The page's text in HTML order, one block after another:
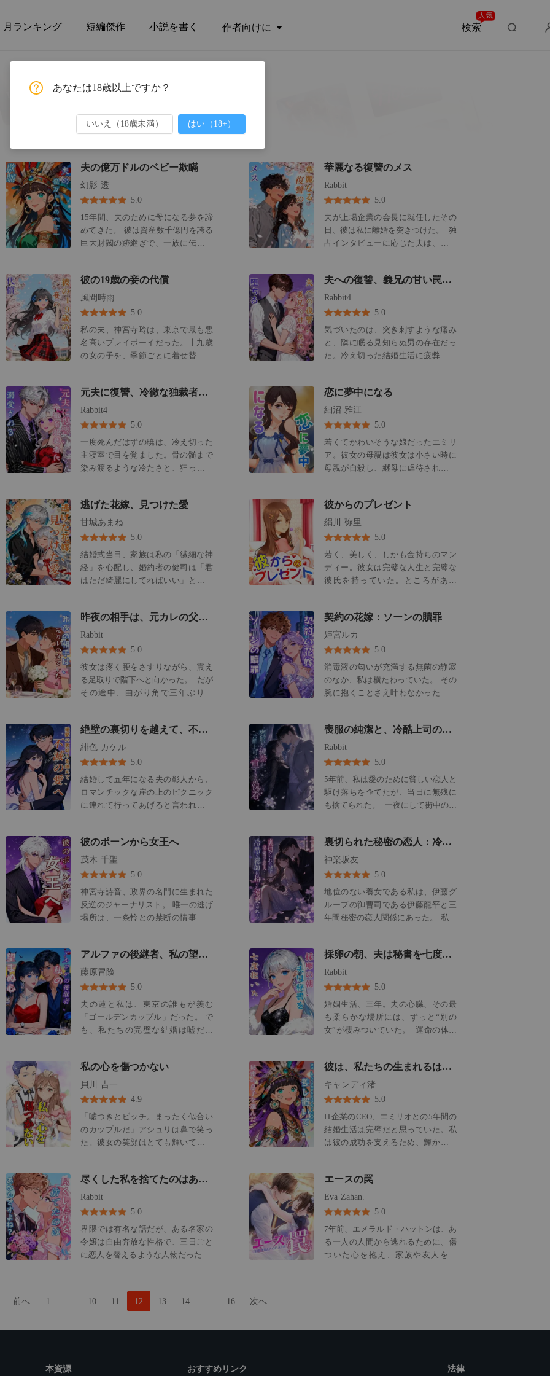
月ランキング 短編傑作 小説を書く 作者向けに 検索
人気
夫の億万ドルのベビー欺瞞
幻影 透
5.0
15年間、夫のために母になる夢を諦
めてきた。 彼は資産数千億円を誇る
巨大財閥の跡継ぎで、一族に伝わる
れを受け入れた。彼のために。 とこ
ろがある日、死の淵にいる彼の祖父
が跡継ぎを要求した。 相続権を守
代理母を雇った。 それは、まるで若
き日の私を生き写しにしたかのよう
な女性。 彼は、これはあくまで事務
に始まった。 彼は「精神的な支えが
必要だ」と言い、毎晩彼女と過ごす
ようになった。 私たちの結婚記念日
を忘れ、私の誕生日もすっぽかし
た。
華麗なる復讐のメス
Rabbit
5.0
夫が上場企業の会長に就任したその
日、彼は私に離婚を突きつけた。 独
占インタビューに応じた夫は、こう
続けてくれた「最愛の人」のおかげ
だと。 彼が口にした「最愛の人」と
は、私ではない。不治の病に侵され
のことだった。 彼女の病を治すた
め、夫は巨額の報酬を提示して、世
間から姿を消したある「伝説の医
にも思っていない。彼が必死に懇願
したその神の手を持つ医師の正体
が、他ならぬ私だということを。 彼
はある大手財閥グループの支援を取
り付けたと信じ込んでいたようだ
が、その一ヶ月後、私はその財閥医
療部門の特別招聘専門家として、
かける。「ドクター、長年医療界を
す。今回、再び医療チームに復帰さ
れたきっかけは何だったのでしょう
か？」 私は、驚愕に顔を歪める夫へ
と視線を向けた。 「それは、私の夫
が大金を積んで私を雇ったからで
彼の19歳の妾の代償
風間時雨
5.0
私の夫、神宮寺玲は、東京で最も悪
名高いプレイボーイだった。十九歳
の女の子を、季節ごとに着せ替える
が彼をようやく手懐けた、特別な存
在なのだと信じ込んでいた。 その幻
想が粉々に砕け散ったのは、父が骨
なドナーは、アイリスと名乗る十九
歳の少女。 手術当日、玲は彼女を病
院に連れて行くことより、ベッドで
いで、父は死んだ。 彼の裏切りは、
それだけでは終わらなかった。 エレ
ベーターが落下した時、彼は真っ先
に彼女を助け出し、私を見捨てた。
シャンデリアが墜落した時、彼は自
分の体で彼女を庇い、血を流して倒
れる私を跨いでいった。 あげくの果
た。 その全ての仕打ちの間、彼は私
た。私の父が、もうこの世にいない
という事実には、全く気づかないま
ま。 だから私は、静かに離婚届にサ
インし、姿を消した。 私が発った
日、彼からメッセージが届いた。
行こう」
夫への復讐、義兄の甘い罠に堕ちる
Rabbit4
5.0
気づいたのは、突き刺すような痛み
と、隣に眠る見知らぬ男の存在だっ
た。冷え切った結婚生活に疲弊した
ヘッド「Sterling Plaza」に血の気が
引いた。彼は夫の親族だったのだ。
家に戻ると、潤の携帯に「つわりが
文字。彼は別の女と家庭を築いてい
た。そして、あの夜の男は夫の兄・
大門だった。 夫が私を捨て、別の女
た。その瞬間、悲しみは燃え盛る怒
りへと変わった。 夫を破滅させ、金
も名誉もすべて奪い取る。私は冷た
く宣言し、協力を申し出た大門と共
に、自分自身の戦いを始めたのだ。
元夫に復讐、冷徹な独裁者に溺愛される
Rabbit4
5.0
一度死んだはずの暁は、冷え切った
主寝室で目を覚ました。骨の髄まで
染み渡るような冷たさと、狂ったよ
がまとわりつくような感覚だった。
ナイトスタンドのデジタル時計が
「10月14日」と告げた瞬間、暁は物
が夫・聡・ソーンに捨てられる運命
の日だった。冷酷な言葉と共に聡は
離婚届を投げつけ、自身の市場での
命じた。 聡の「トレーラーパークの
娘」という嘲笑に、かつて打ち砕か
れた暁だが、今は軽やかだった。凡
庸な男である彼を見据え、静かに離
婚届に署名した暁の冷静さに、聡は
動揺し、拭い去れない困惑と不吉な
予感に苛まれた。 「あなたが私を追
ケースを引きずって部屋を出た。エ
計を見た。「午前7時15分。カウント
ダウンの始まりね」――聡・ソーン
は、これから「無料」がいかに高く
つくかを知ることになるだろう。
恋に夢中になる
細沼 雅江
5.0
若くてかわいそうな娘だったエミリ
ア。彼女の母親は彼女は小さい時に
母親が自殺し、継母に虐待された。
持ちのリューシオンと出会った。無
慈悲なボーイフレンドを忘れるため
だけに彼と結婚することに同意し
とても優しくて、彼女を本気で愛し
ていた。彼女も、彼と愛に落ちた。
しかも、リューシオンの父親からも
逃げた花嫁、見つけた愛
甘城あまね
5.0
結婚式当日、家族は私の「繊細な神
経」を心配し、婚約者の健司は「君
はただ綺麗にしてればいい」と言っ
児として扱ってきた。 式の開始まで
一時間。忘れ去られたベビーモニタ
ーから、彼らの声が聞こえてきた。
定の、精神安定剤についての相談だ
った。 目的は、私の「ヒステリー」
を鎮めるだけじゃない。 式を無事に
という名目で私をベッドに送り込む
ため。 私が部屋に消えた瞬間、ウェ
ディング用の装飾は隠していた「誕
生日おめでとう」の横断幕に差し替
えられ、私の披露宴は甥っ子のため
の豪華な誕生日パーティーへと姿を
変える。私の人生そのものが、私が
が「誰にも相手にされていない」と
つも言った。今、私は恐ろしい真実
を知った。彼らは私を無視していた
だけじゃない。私の人生から、私と
いう存在を積極的に消し去ろうと画
策していたのだ。 でも、亡くなった
う男の名刺。名前の下には「常識外
れの解決策」と印刷されている。 私
足にシルクのローブ一枚で五つ星ホ
テルのスイートを飛び出した。自分
の人生に背を向け、後始末は彼らに
押し付けて。唯一の目的地は、その
彼からのプレゼント
絹川 弥里
5.0
若く、美しく、しかも金持ちのマン
ディー。彼女は完璧な人生と完璧な
彼氏を持っていた。ところがある
たことに気づいた。彼女はバーに行
き、そこで薬を飲まされ、ネイサン
に処女を奪われた。それだけでな
た。 彼女と家族を守ってくれる条件
として、彼女は一ヶ月間ネイサンの
愛人になることに同意するしかなか
ィーは彼に恋をし、彼女になること
まで約束してしまったった。ところ
が、ネイサンを愛する女の子が彼女
に嫉妬して、どうにかして二人を引
き離そうとした。ネイサンとマンデ
ィーは乗り切れるだろうか？もう待
たずに、この小説を読もう！
昨夜の相手は、元カレの父でした。
Rabbit
5.0
彼女は疼く腰をさすりながら、震え
る足取りで階下へと向かった。 だが
その途中、曲がり角で三年ぶりに
年越しの愛をあっさり捨て去った、
あの男と。 彼は彼女の姿を認める
と、不快そうに眉を寄せ、やがて一
不公平なのは分かっている」 「だ
が、俺と彼女の愛は本物なんだ。今
生は、俺が君に借りを作ったことに
で押しかけて復縁を懇願されたとこ
ろで、頷く気はない」 「帰ってく
れ……」 彼女は呆れて言葉を失っ
た。 帰れとは、一体どこへ？ 今や
こここそが、彼女の家だというの
に。 そう、彼女は今、彼の「義母」
となっていた。 ほんの二日前、彼女
契約の花嫁：ソーンの贖罪
姫宮ルカ
5.0
消毒液の匂いが充満する無菌の静寂
のなか、私は横たわっていた。 その
腕に抱くことさえ叶わなかった、我
て、転んだだけだと。 でも、私には
分かっていた。夫に突き飛ばされ
た、その真実を。 ようやく健司が面
は花束ではなく、アタッシュケース
だった。 中に入っていたのは、離婚
届と秘密保持契約書。 彼は冷静に告
女が、妊娠したのだと。 これから
は、そっちが彼の「本当の家族」に
なる。だから、いかなる「不愉快」
もあってはならない、と。 彼は、私
が精神的に不安定で危険な人間であ
るかのように捏造した精神鑑定書を
使い、私を脅した。 「サインしろ、
の快適な病室から、もっと…警備の
る。長期療養のための施設にな」 私
が愛した男の顔に、怪物の姿が重な
った。 これは悲劇なんかじゃない。
私の人生そのものを乗っ取る、冷酷
な企業買収だ。 私が子供を失ってい
く、処理されるべき負債であり、断
ち切られるべき厄介事だった。 私
じ込められていた。 絶望が私を飲み
込もうとした、その時。 両親が生前
お世話になっていた弁護士が、過去
からの亡霊のように現れた。 彼女は
が、逃げ道を遺してくださったの
よ」 彼女は決意に満ちた目で、そう
囁いた。 「今日のような日のため
れた契約書。 数十年前に、私たちの
祖父たちが交わした約束。 それは、
鉄の掟にも等しい婚約契約。 私を、
絶壁の裏切りを越えて、不滅の愛へ
緋色 カケル
5.0
結婚して五年になる夫の彰人から、
ロマンチックな崖の上のピクニック
に連れて行ってあげると言われた。
かかった。 これまでの私たちの人生
を祝うためだ、と彼は言った。 で
も、私が景色に見とれている隙に、
た。 空と岩肌がぐにゃりと混じり合
う。 私は、眼下に広がる奈落の底へ
と落ちていった。 全身が砕け散るよ
で意識を取り戻したとき、ちょうど
頭上から彼の声が聞こえてきた。 一
人ではなかった。 愛人の愛奈と一緒
だった。 「彼女…死んだ？」と彼女
は尋ねた。 「かなり落ちたからな」
彰人の声は平坦で、感情が一切なか
った。「あれで助かるはずがない。
遺体が見つかる頃には、悲劇的な事
に。精神的に不安定だった玲奈が、
言葉の何気ない残酷さは、地面に叩
きつけられた衝撃よりもひどかっ
た。 彼はすでに私の死亡記事を書き
上げ、私が嵐の中で死んでいくのを
放置しながら、私の死の物語を作り
かが燃え上がった。 白く燃え盛る、
猛烈な怒りだった。 視界が消えかけ
り裂いた。 高級車から一人の男が降
りてきた。 彰人じゃない。 一条蓮。
夫が最も憎むライバルであり、私と
同じくらい彰人の破滅を望んでいる
喪服の純潔と、冷酷上司の重すぎる執着
Rabbit
5.0
5年前、私は愛のために貧しい恋人と
駆け落ちを企てたが、当日に無残に
も捨てられた。 一夜にして街中の笑
が他界し政略結婚は破綻、私は嫁ぎ
先から追い出されてしまった。 一
方、かつて誰からも見下されていた
界で脚光を浴びる若きエリートとな
っていた。 それどころか、いきなり
私の上司として赴任してきたのだ。
ややかな言葉を浴びせ、執拗に距離
を詰めてくる。 そんなある日、私が
別の男性とお見合いをしている現場
を彼に目撃されてしまう。 男は突然
目を赤くして、私を壁際に追い詰め
た。 「君はまた、俺を見捨てるつも
りか？」
彼のポーンから女王へ
茂木 千聖
5.0
神宮寺詩音、政界の名門に生まれた
反逆のジャーナリスト。 唯一の逃げ
場所は、一条怜との禁断の情事だっ
破滅」と呼んだ。彼のペントハウス
の壁に閉じ込められた嵐、それが私
だった。 でも、私たちの関係は嘘で
懐けよう」としていたのは、別の女
への恩返しのためだったと知ってし
まった。 その女、白石華恋は、父の
く、怜は彼女に返せないほどの恩義
を感じていた。 彼は公の場で彼女を
選び、私には見せたことのない優し
さで彼女の涙を拭った。 彼は彼女を
守り、擁護し、私がゴロツキに追い
詰められた時でさえ、私を見捨てて
彼女の元へ駆けつけた。 究極の裏切
要がある」と、蛇のように冷たい声
瞬間、最後のとどめを刺された。 彼
は一瞬の躊躇もなく華恋の前に身を
投げ出し、その体で彼女を庇い、私
をたった一人、迫りくる衝撃に晒し
た。 私は彼の愛する人ではなかっ
たわりながら、私はようやく悟っ
た。 私は彼の美しい破滅なんかじゃ
ら、私にできる唯一のことをした。
長者からのプロポーズを受け入れ、
裏切られた秘密の恋人：冷酷な総帥に拾われ溺愛される
神楽坂友
5.0
地位のない養女である私は、伊藤グ
ループの御曹司である伊藤龍平と三
年間秘密の恋人関係にあった。 私だ
は、彼が鷹司家の令嬢と婚約発表す
るニュースを目にした。 問い詰める
私に、彼は限度額のないカードを差
とを要求してきた。 私がそれを拒絶
すると、待っていたのは徹底的な屈
辱だった。 彼の新しい婚約者は自分
の母親でさえ私を「手癖の悪い泥棒
猫」と罵った。 龍平は私の無実の訴
えを冷酷に無視し、部屋の捜索を命
じた。 さらには、誤解が解けた後も
謝罪一つせず、私がその靴を叩き割
ると、力任せに私の頬を殴りつけ、
死ぬより辛い家法で処罰しようとし
醜悪な彼らの顔を見て、私の心は完
前、私は絶対に使うまいと誓ってい
た番号に電話をかけた。 「鷹司さ
ん、助けてください」 その直後、鷹
司グループの真の支配者が、大勢の
黒服を引き連れて伊藤家の門を蹴り
アルファの後継者、私の望まぬ心
藤原冒険
5.0
夫の蓮と私は、東京の誰もが羨む
「ゴールデンカップル」だった。 で
も、私たちの完璧な結婚は嘘だっ
婦だった。 彼の子供を身ごもった女
性は、必ず死ぬ。彼はそう主張し
た。 蓮の父親が死の床で世継ぎを要
た。 代理母だ。 彼が選んだ女、亜梨
沙は、まるで若かりし頃の私を、も
っと瑞々しくしたような女だった。
くなった。 私の誕生日を忘れ、結婚
記念日もすっぽかした。 私は彼を信
じようとした。 パーティーで、彼が
友人たちに本音を漏らすのを聞いて
しまうまでは。 「佳乃とは深い繋が
りを感じる。でも、亜梨沙は…炎
だ。燃え上がるような興奮がある」
彼は亜梨沙と軽井沢で密かに結婚式
女に家族を、人生を、そのすべてを
与えようとしていた。 嘘を言い訳
その夜、出張だと嘘をついて帰って
採卵の朝、夫は秘書を七度抱いた
Rabbit
5.0
婚姻生活、三年。夫の心臓、その最
も柔らかな場所には、ずっと“別の
女”が棲みついていた。 運命の体外
ルを開けば、そこは地獄。一晩に七
度、獣のように愛人を貪り、狂乱に
溺れる夫の姿。 事後の倦怠さの中、
が“お前”ならよかった。妻が俺の子
を宿す？……想像するだけで反吐が
出る」 やがて、望みはすべて現実
私の心を傷つかない
貝川 吉一
4.9
「嘘つきとビッチ。まったく似合い
のカップルだ」アシュリは鼻で笑っ
た。彼女の笑顔はとても輝いていた
気に飲み干した。まさかあのワイン
が母親に薬を盛られて、信じられな
いほど金持ちでハンサムな男性の前
変えてしまうとは思ってもみなかっ
た。 あれは狂った一夜だった。彼女
は初めて会った男性に処女を奪われ
男が立っていた。 「キスして! 」と
彼は言った。 これから何が起こるの
彼は、私たちの生まれるはずだった仔犬を差し置いて、秘密の息子を選んだ
キャンディ渚
5.0
IT企業のCEO、エミリオとの5年間の
結婚生活は完璧だと思っていた。私
は彼の成功を支えるため、輝かしい
の幻想は、彼が受信した一通のメー
ルで粉々に砕け散った。それは、彼
の息子の洗礼式への招待状。母親
シャルメディアのインフルエンサー
だった。 不倫が公になったのは、私
のために開かれた祝賀パーティーで
は一度も来なかった。彼は血を流す
尽くした私を捨てたのはあなたですよね？
Rabbit
5.0
界隈では有名な話だが、ある名家の
令嬢は自由奔放な性格で、三日ごと
に恋人を替えるような人物だった。
物理学教授に一目惚れするとは。 数
ヶ月に及ぶ猛アタックも実らず、彼
談を用意したの。もうあなたには付
た。「結婚など行くな。君との交際
エースの罠
Eva Zahan.
5.0
7年前、エメラルド・ハットンは、あ
る一人の人間から逃れるために、傷
ついた心を抱え、家族や友人を捨
たエメラルドは、生きるために、い
後、エメラルドは大学を卒業し、や
前へ 1 10 11 12 13 14 16 次へ
本資源 おすすめリンク 法律
あなたは18歳以上ですか？
いいえ（18歳未満） はい（18+）